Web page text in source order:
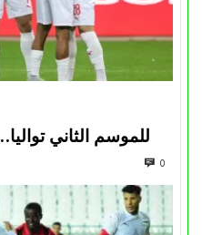
للموسم الثاني
0